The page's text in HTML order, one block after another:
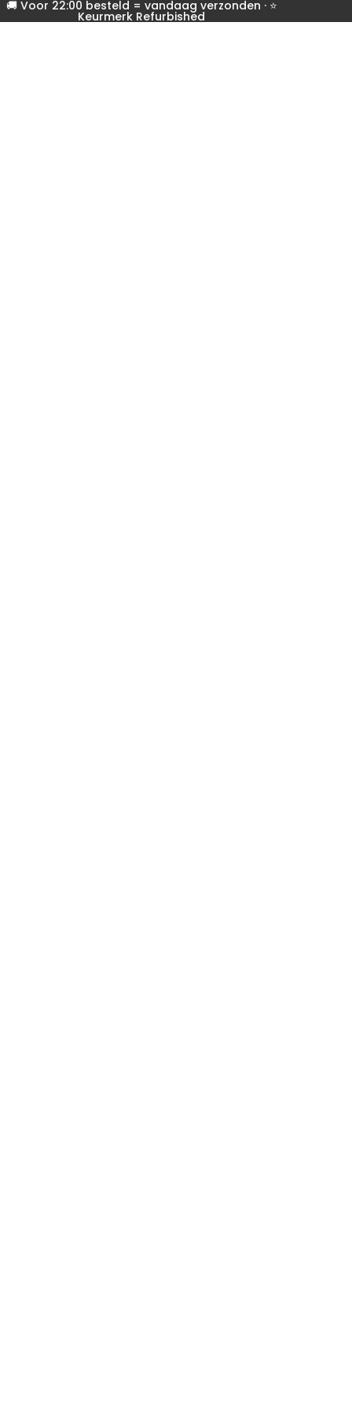
🚚 Voor 22:00 besteld = vandaag verzonden · ⭐
Keurmerk Refurbished